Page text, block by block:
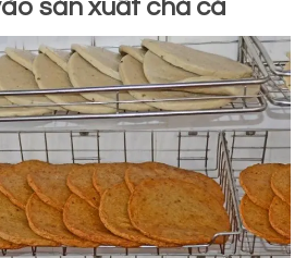
sản xuất chả cá